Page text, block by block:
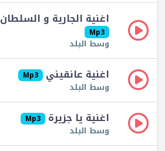
اغنية الجارية و السلطان
Mp3
وسط البلد
اغنية عانقيني Mp3
وسط البلد
اغنية يا جزيرة Mp3
وسط البلد